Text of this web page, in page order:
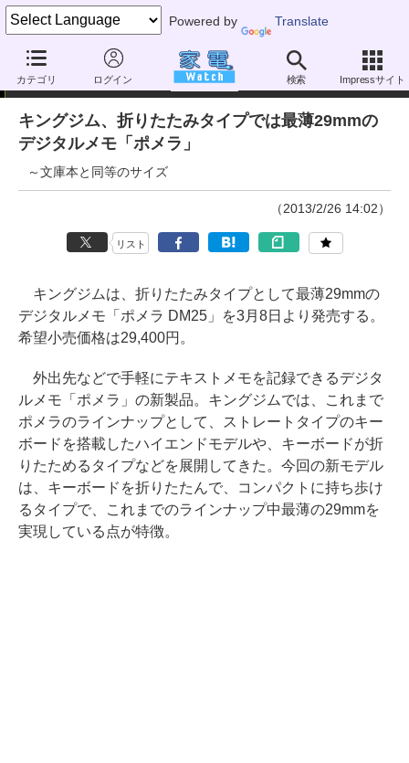
Powered by Translate
カテゴリ ログイン 検索 Impressサイト
ニュース
キングジム、折りたたみタイプでは最薄29mmの
デジタルメモ「ポメラ」
～文庫本と同等のサイズ
（2013/2/26 14:02）
リスト
キングジムは、折りたたみタイプとして最薄29mmの
デジタルメモ「ポメラ DM25」を3月8日より発売する。
希望小売価格は29,400円。
外出先などで手軽にテキストメモを記録できるデジタ
ルメモ「ポメラ」の新製品。キングジムでは、これまで
ポメラのラインナップとして、ストレートタイプのキー
ボードを搭載したハイエンドモデルや、キーボードが折
りたためるタイプなどを展開してきた。今回の新モデル
は、キーボードを折りたたんで、コンパクトに持ち歩け
るタイプで、これまでのラインナップ中最薄の29mmを
実現している点が特徴。